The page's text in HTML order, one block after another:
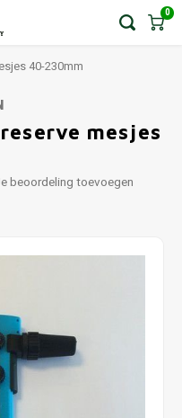
0
40-230mm
mesjes
beoordeling toevoegen